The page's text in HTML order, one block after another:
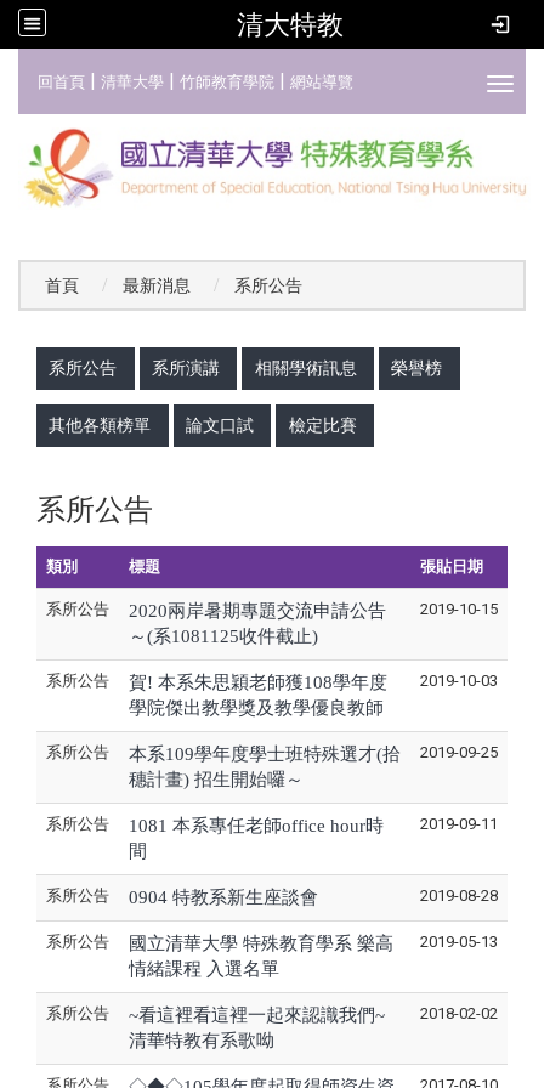
清大特教
回首頁 | 清華大學 | 竹師教育學院 | 網站導覽
首頁 最新消息 系所公告
系所公告 系所演講 相關學術訊息 榮譽榜
其他各類榜單 論文口試 檢定比賽
系所公告
類別 標題 張貼日期
系所公告
2020兩岸暑期專題交流申請公告
～(系1081125收件截止)
2019-10-15
系所公告
賀! 本系朱思穎老師獲108學年度
學院傑出教學獎及教學優良教師
2019-10-03
系所公告
本系109學年度學士班特殊選才(拾
穗計畫) 招生開始囉～
2019-09-25
系所公告
1081 本系專任老師office hour時
間
2019-09-11
系所公告 0904 特教系新生座談會 2019-08-28
系所公告
國立清華大學 特殊教育學系 樂高
情緒課程 入選名單
2019-05-13
系所公告
~看這裡看這裡一起來認識我們~
清華特教有系歌呦
2018-02-02